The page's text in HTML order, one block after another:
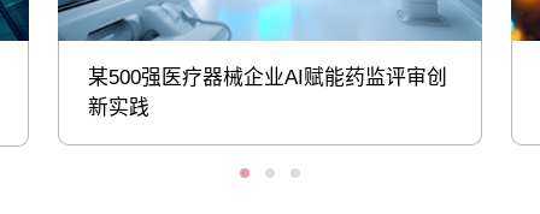
某500强医疗器械企业AI赋能药监评审创
新实践